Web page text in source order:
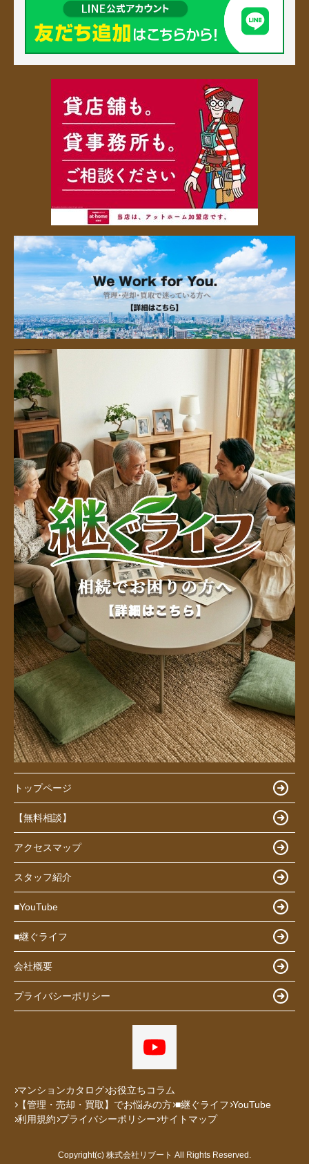
トップページ
【無料相談】
アクセスマップ
スタッフ紹介
■YouTube
■継ぐライフ
会社概要
プライバシーポリシー
マンションカタログ お役立ちコラム
【管理・売却・買取】でお悩みの方 ■継ぐライフ YouTube
利用規約 プライバシーポリシー サイトマップ
Copyright(c) 株式会社リブート All Rights Reserved.